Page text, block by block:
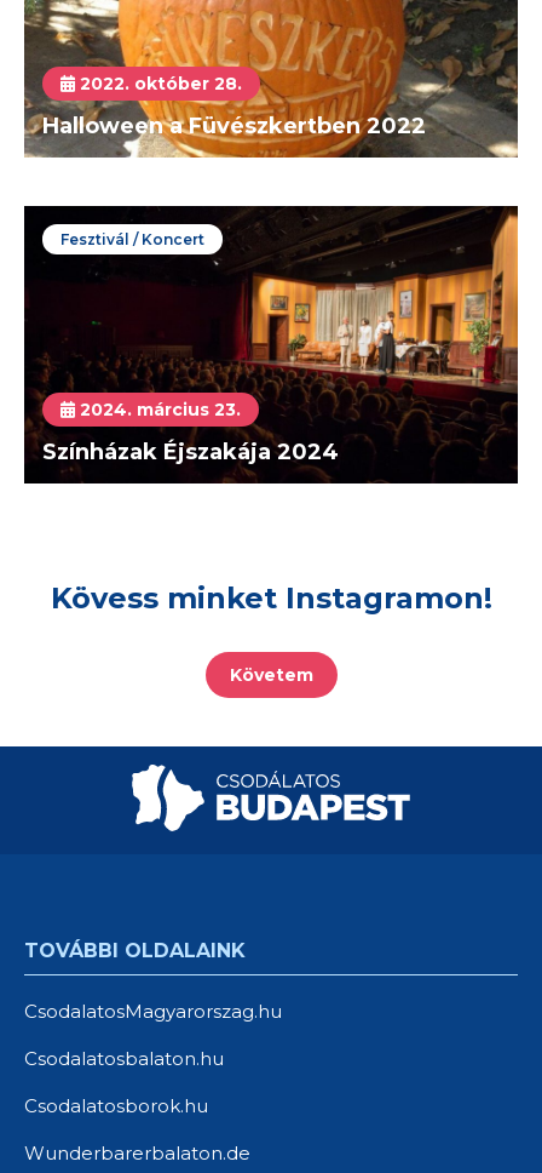
2022. október 28.
Halloween a Füvészkertben 2022
Fesztivál / Koncert
2024. március 23.
Színházak Éjszakája 2024
Kövess minket Instagramon!
Követem
TOVÁBBI OLDALAINK
CsodalatosMagyarorszag.hu
Csodalatosbalaton.hu
Csodalatosborok.hu
Wunderbarerbalaton.de